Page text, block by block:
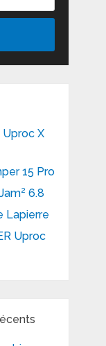
X
15 Pro
6.8
Lapierre
Uproc